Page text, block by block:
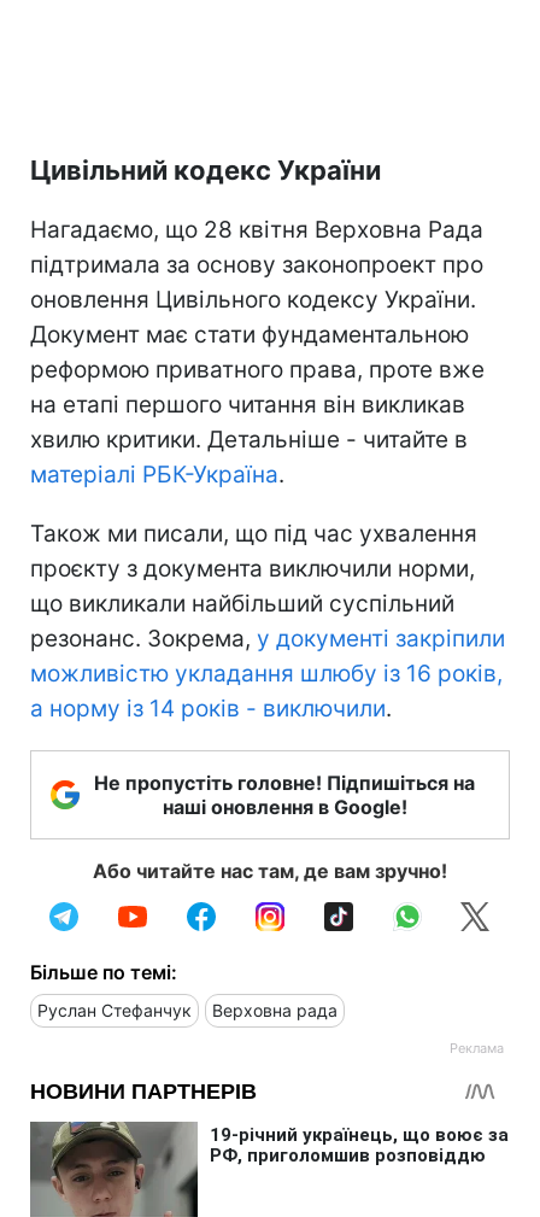
Цивільний кодекс України
Нагадаємо, що 28 квітня Верховна Рада
підтримала за основу законопроект про
оновлення Цивільного кодексу України.
Документ має стати фундаментальною
реформою приватного права, проте вже
на етапі першого читання він викликав
хвилю критики. Детальніше - читайте в
матеріалі РБК-Україна.
Також ми писали, що під час ухвалення
проєкту з документа виключили норми,
що викликали найбільший суспільний
резонанс. Зокрема, у документі закріпили
можливістю укладання шлюбу із 16 років,
а норму із 14 років - виключили.
Не пропустіть головне! Підпишіться на
наші оновлення в Google!
Або читайте нас там, де вам зручно!
Більше по темі:
Руслан Стефанчук Верховна рада